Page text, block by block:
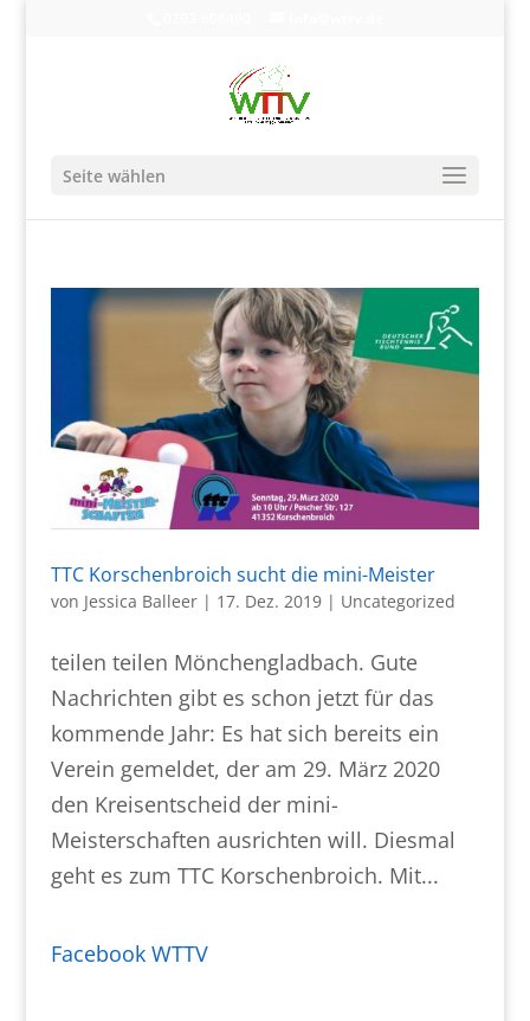
Seite wählen
TTC Korschenbroich sucht die mini-Meister
von Jessica Balleer| 17. Dez. 2019| Uncategorized
teilen teilen Mönchengladbach. Gute
Nachrichten gibt es schon jetzt für das
kommende Jahr: Es hat sich bereits ein
Verein gemeldet, der am 29. März 2020
den Kreisentscheid der mini-
Meisterschaften ausrichten will. Diesmal
geht es zum TTC Korschenbroich. Mit...
Facebook WTTV